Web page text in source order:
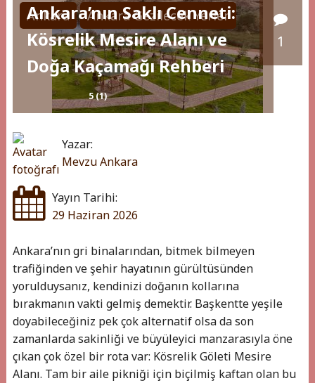
Ankara Ankara Gezilecek Yerler
1
Ankara’nın Saklı Cenneti:
Kösrelik Mesire Alanı ve
Doğa Kaçamağı Rehberi
5 (1)
Yazar:
Mevzu Ankara
Yayın Tarihi:
29 Haziran 2026
Ankara’nın gri binalarından, bitmek bilmeyen
trafiğinden ve şehir hayatının gürültüsünden
yorulduysanız, kendinizi doğanın kollarına
bırakmanın vakti gelmiş demektir. Başkentte yeşile
doyabileceğiniz pek çok alternatif olsa da son
zamanlarda sakinliği ve büyüleyici manzarasıyla öne
çıkan çok özel bir rota var: Kösrelik Göleti Mesire
Alanı. Tam bir aile pikniği için biçilmiş kaftan olan bu